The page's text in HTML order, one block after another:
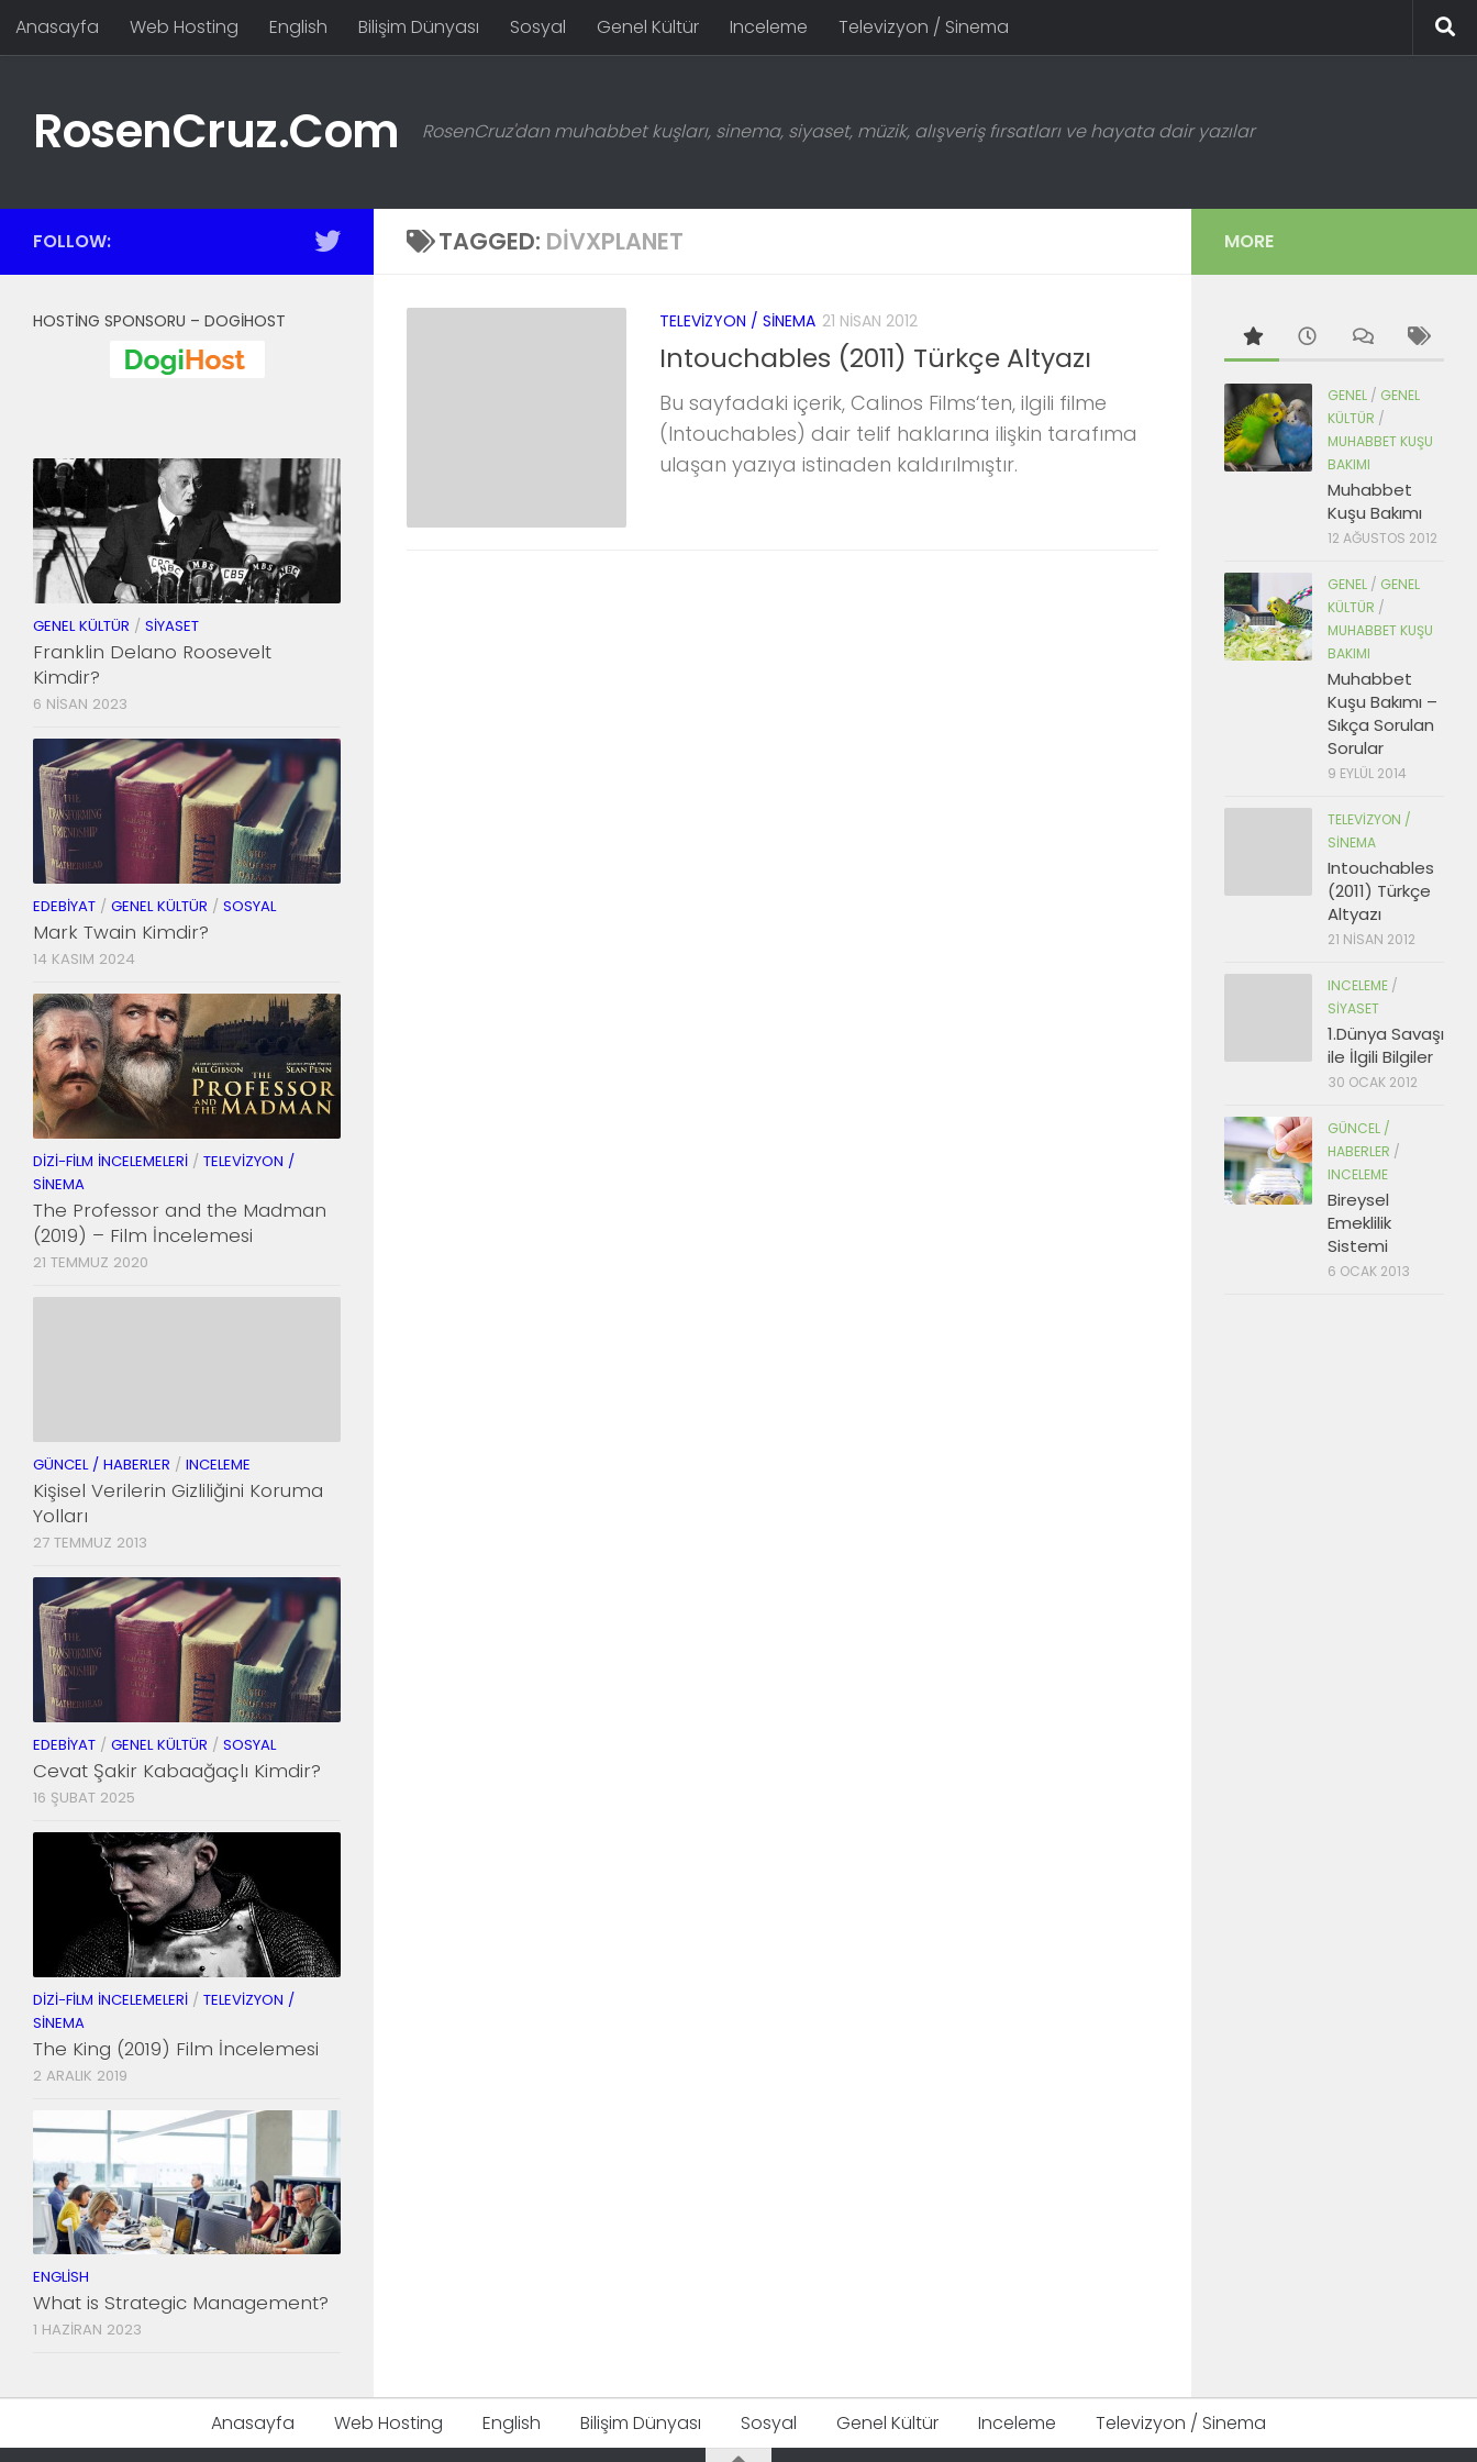
Skip to content
Anasayfa Web Hosting English Bilişim Dünyası Sosyal Genel Kültür Inceleme Televizyon / Sinema
RosenCruz.Com RosenCruz'dan muhabbet kuşları, sinema, siyaset, müzik, alışveriş fırsatları ve hayata dair yazılar
TAGGED: DIVXPLANET
TELEVIZYON / SINEMA 21 NISAN 2012
Intouchables (2011) Türkçe Altyazı
Bu sayfadaki içerik, Calinos Films‘ten, ilgili filme
(Intouchables) dair telif haklarına ilişkin tarafıma
ulaşan yazıya istinaden kaldırılmıştır.
FOLLOW:
HOSTING SPONSORU – DOGIHOST
GENEL KÜLTÜR / SIYASET
Franklin Delano Roosevelt
Kimdir?
6 NISAN 2023
EDEBIYAT / GENEL KÜLTÜR / SOSYAL
Mark Twain Kimdir?
14 KASIM 2024
DIZI-FILM İNCELEMELERI / TELEVIZYON /
SINEMA
The Professor and the Madman
(2019) – Film İncelemesi
21 TEMMUZ 2020
GÜNCEL / HABERLER / INCELEME
Kişisel Verilerin Gizliliğini Koruma
Yolları
27 TEMMUZ 2013
EDEBIYAT / GENEL KÜLTÜR / SOSYAL
Cevat Şakir Kabaağaçlı Kimdir?
16 ŞUBAT 2025
DIZI-FILM İNCELEMELERI / TELEVIZYON /
SINEMA
The King (2019) Film İncelemesi
2 ARALIK 2019
ENGLISH
What is Strategic Management?
1 HAZIRAN 2023
MORE
GENEL / GENEL
KÜLTÜR /
MUHABBET KUŞU
BAKIMI
Muhabbet
Kuşu Bakımı
12 AĞUSTOS 2012
GENEL / GENEL
KÜLTÜR /
MUHABBET KUŞU
BAKIMI
Muhabbet
Kuşu Bakımı –
Sıkça Sorulan
Sorular
9 EYLÜL 2014
TELEVIZYON /
SINEMA
Intouchables
(2011) Türkçe
Altyazı
21 NISAN 2012
INCELEME /
SIYASET
1.Dünya Savaşı
ile İlgili Bilgiler
30 OCAK 2012
GÜNCEL /
HABERLER /
INCELEME
Bireysel
Emeklilik
Sistemi
6 OCAK 2013
Anasayfa Web Hosting English Bilişim Dünyası Sosyal Genel Kültür Inceleme Televizyon / Sinema